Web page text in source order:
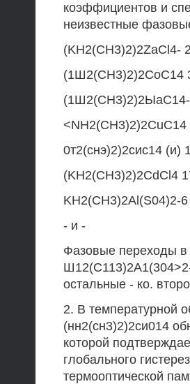
коэффициентов и
неизвестные
(KH2(CH3)2)2ZaCl4-
(1Ш2(СН3)2)2СоС14
(1Ш2(СН3)2)2ЫаС14-
0т2(снэ)2)2сис14 (и)
(KH2(CH3)2)2CdCl4
KH2(CH3)2Al(S04)2-
- и -
Фазовые переходы
остальные - ко.
2. В температурной
(нн2(сн3)2)2си014
которой
глобального
термооптической